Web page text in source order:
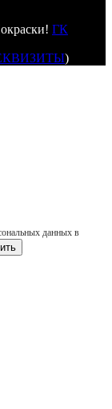
ГК
)
данных в